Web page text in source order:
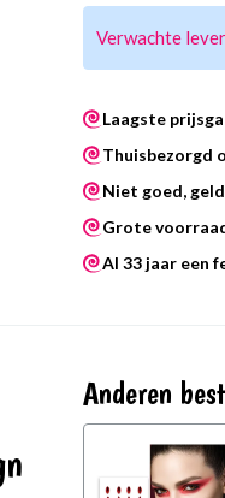
Verwachte
Laagste
Thuisbezorgd
Niet goed,
Grote
Al 33 jaar een
Anderen